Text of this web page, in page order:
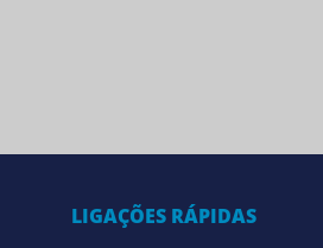
LIGAÇÕES RÁPIDAS